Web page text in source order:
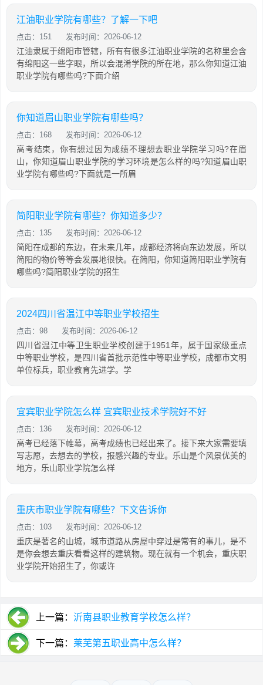
江油职业学院有哪些？了解一下吧
点击：151 发布时间：2026-06-12
江油隶属于绵阳市管辖，所有有很多江油职业学院的名称里会含
有绵阳这一些字眼，所以会混淆学院的所在地，那么你知道江油
职业学院有哪些吗?下面介绍
你知道眉山职业学院有哪些吗？
点击：168 发布时间：2026-06-12
高考结束，你有想过因为成绩不理想去职业学院学习吗?在眉
山，你知道眉山职业学院的学习环境是怎么样的吗?知道眉山职
业学院有哪些吗?下面就是一所眉
简阳职业学院有哪些？你知道多少？
点击：135 发布时间：2026-06-12
简阳在成都的东边，在未来几年，成都经济将向东边发展，所以
简阳的物价等等会发展地很快。在简阳，你知道简阳职业学院有
哪些吗?简阳职业学院的招生
2024四川省温江中等职业学校招生
点击：98 发布时间：2026-06-12
四川省温江中等卫生职业学校创建于1951年，属于国家级重点
中等职业学校，是四川省首批示范性中等职业学校，成都市文明
单位标兵，职业教育先进学。学
宜宾职业学院怎么样 宜宾职业技术学院好不好
点击：136 发布时间：2026-06-12
高考已经落下帷幕，高考成绩也已经出来了。接下来大家需要填
写志愿，去想去的学校，报感兴趣的专业。乐山是个风景优美的
地方，乐山职业学院怎么样
重庆市职业学院有哪些？下文告诉你
点击：103 发布时间：2026-06-12
重庆是著名的山城，城市道路从房屋中穿过是常有的事儿，是不
是你会想去重庆看看这样的建筑物。现在就有一个机会，重庆职
业学院开始招生了，你或许
上一篇： 沂南县职业教育学校怎么样？
下一篇： 莱芜第五职业高中怎么样？